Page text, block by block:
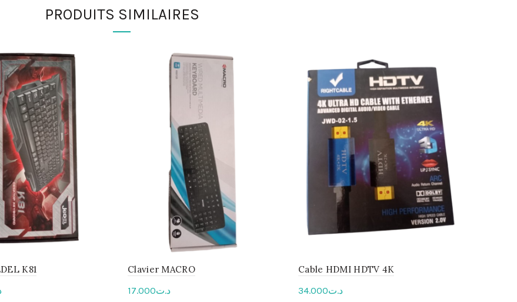
PRODUITS SIMILAIRES
K81
Clavier MACRO
د.ت17.000
Cable HDMI HDTV 4K
د.ت34.000